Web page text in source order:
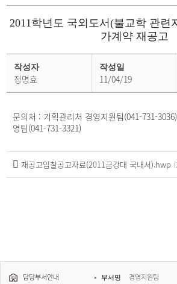
입
상
2011학년도 국외도서(불교학 관련
가계약 재공고
작성자
정명효
작성일
11/04/19
문의처 : 기획관리처 경영지원팀(041-731-3036)
영팀(041-731-3321)
재공고입찰공고자료(2011금강대 국내서).hwp
담당부서안내 부서명 경영지원팀